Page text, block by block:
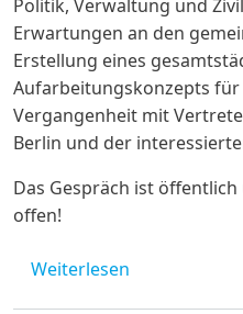
Politik, Verwaltung und
Erwartungen an den
Erstellung eines
Aufarbeitungskonzepts
Vergangenheit mit
Berlin und der
Das Gespräch ist
offen!
Weiterlesen